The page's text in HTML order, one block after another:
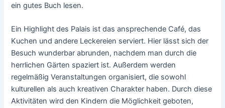
ein gutes Buch lesen.
Ein Highlight des Palais ist das ansprechende Café, das
Kuchen und andere Leckereien serviert. Hier lässt sich der
Besuch wunderbar abrunden, nachdem man durch die
herrlichen Gärten spaziert ist. Außerdem werden
regelmäßig Veranstaltungen organisiert, die sowohl
kulturellen als auch kreativen Charakter haben. Durch diese
Aktivitäten wird den Kindern die Möglichkeit geboten,